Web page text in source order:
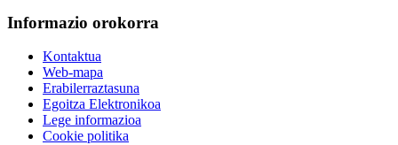
Informazio orokorra
Kontaktua
Web-mapa
Erabilerraztasuna
Egoitza Elektronikoa
Lege informazioa
Cookie politika